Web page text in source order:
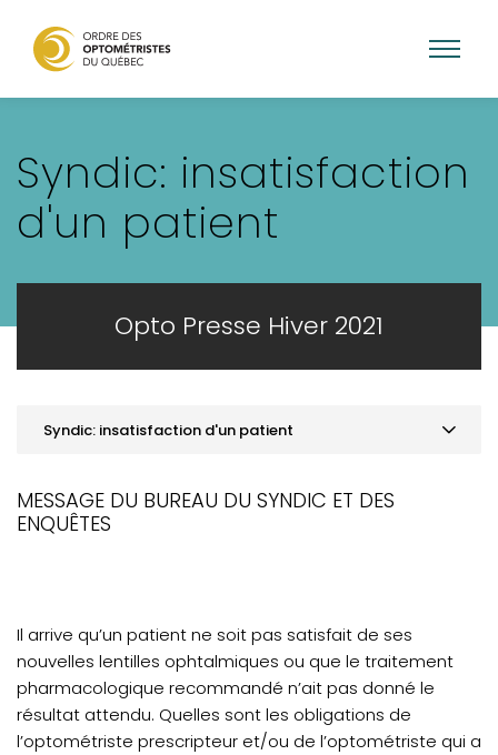
contenu
principal
Syndic: insatisfaction
d'un patient
Opto Presse Hiver 2021
Syndic: insatisfaction d'un patient
Pharmaciens et ordonnances optométriques
Syndic: insatisfaction d'un patient
Sondage NPT: aperçu des résultats
VOTRE FORMATION CONTINUE
MESSAGE DU BUREAU DU SYNDIC ET DES
ENQUÊTES
Il arrive qu’un patient ne soit pas satisfait de ses
nouvelles lentilles ophtalmiques ou que le traitement
pharmacologique recommandé n’ait pas donné le
résultat attendu. Quelles sont les obligations de
l’optométriste prescripteur et/ou de l’optométriste qui a